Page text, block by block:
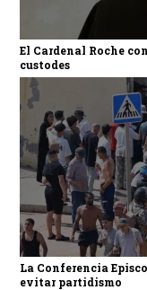
El Cardenal Roche
custodes
La Conferencia
evitar partidismo